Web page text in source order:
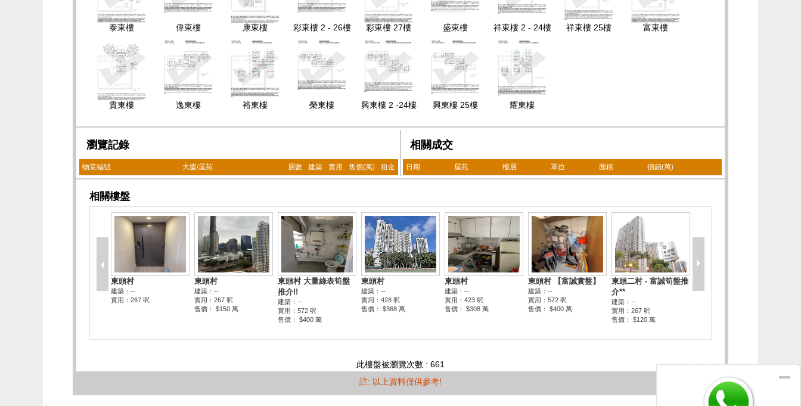
泰東樓 偉東樓 康東樓 彩東樓 2 - 26樓 彩東樓 27樓 盛東樓 祥東樓 2 - 24樓 祥東樓 25樓 富東樓
貴東樓 逸東樓 裕東樓 榮東樓 興東樓 2 -24樓 興東樓 25樓 耀東樓
瀏覽記錄
物業編號 大廈/屋苑 層數 建築 實用 售價(萬) 租金
相關成交
日期 屋苑 樓層 單位 面積 價錢(萬)
此樓盤被瀏覽次數 : 661
註: 以上資料僅供參考!